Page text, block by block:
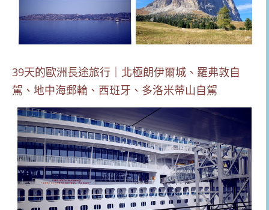
39天的歐洲長途旅行｜北極朗伊爾城、羅弗敦自
駕、地中海郵輪、西班牙、多洛米蒂山自駕